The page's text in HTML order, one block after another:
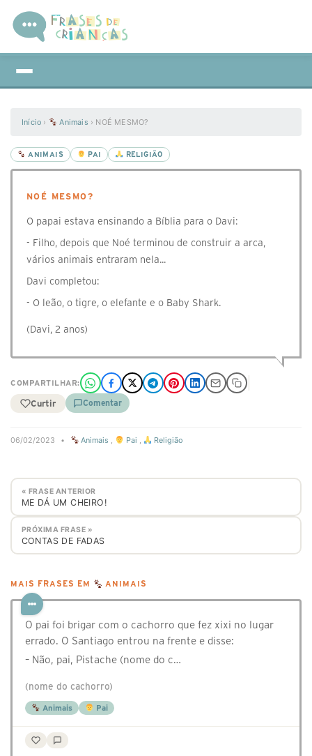
Início › Animais › NOÉ MESMO?
ANIMAIS PAI RELIGIÃO
NOÉ MESMO?
O papai estava ensinando a Bíblia para o Davi:
- Filho, depois que Noé terminou de construir a arca,
vários animais entraram nela...
Davi completou:
- O leão, o tigre, o elefante e o Baby Shark.
(Davi, 2 anos)
COMPARTILHAR:
Curtir Comentar
06/02/2023 • Animais , Pai , Religião
« FRASE ANTERIOR
ME DÁ UM CHEIRO!
PRÓXIMA FRASE »
CONTAS DE FADAS
MAIS FRASES EM ANIMAIS
O pai foi brigar com o cachorro que fez xixi no lugar
errado. O Santiago entrou na frente e disse:
– Não, pai, Pistache (nome do c…
(nome do cachorro)
Animais Pai